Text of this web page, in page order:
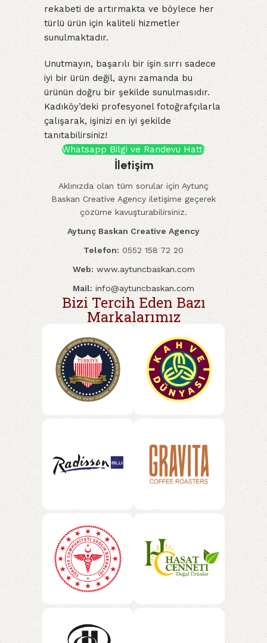
rekabeti de artırmakta ve böylece her
türlü ürün için kaliteli hizmetler
sunulmaktadır.
Unutmayın, başarılı bir işin sırrı sadece
iyi bir ürün değil, aynı zamanda bu
ürünün doğru bir şekilde sunulmasıdır.
Kadıköy’deki profesyonel fotoğrafçılarla
çalışarak, işinizi en iyi şekilde
tanıtabilirsiniz!
Whatsapp Bilgi ve Randevu Hattı
İletişim
Aklınızda olan tüm sorular için Aytunç
Baskan Creative Agency iletişime geçerek
çözüme kavuşturabilirsiniz.
Aytunç Baskan Creative Agency
Telefon:0552 158 72 20
Web: www.aytuncbaskan.com
Mail: info@aytuncbaskan.com
Bizi Tercih Eden Bazı
Markalarımız